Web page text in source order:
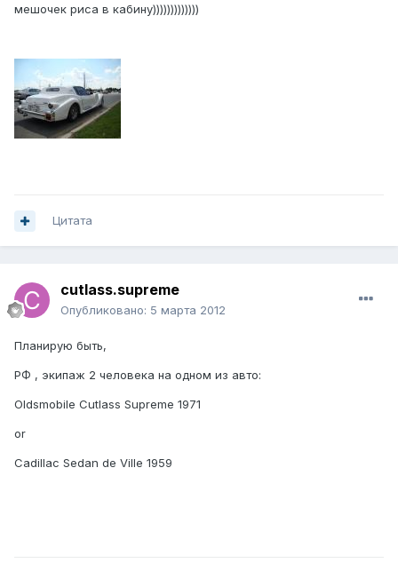
мешочек риса в кабину)))))))))))))
Цитата
cutlass.supreme
Опубликовано: 5 марта 2012
Планирую быть,
РФ , экипаж 2 человека на одном из авто:
Oldsmobile Cutlass Supreme 1971
or
Cadillac Sedan de Ville 1959